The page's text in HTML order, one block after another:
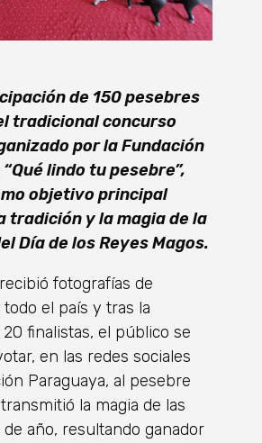
de 150 pesebres
tradicional concurso
por la Fundación
lindo tu pesebre”,
objetivo principal
tradición y la magia de la
Día de los Reyes Magos.
fotografías de
el país y tras la
finalistas, el público se
en las redes sociales
Paraguaya, al pesebre
la magia de las
año, resultando ganador